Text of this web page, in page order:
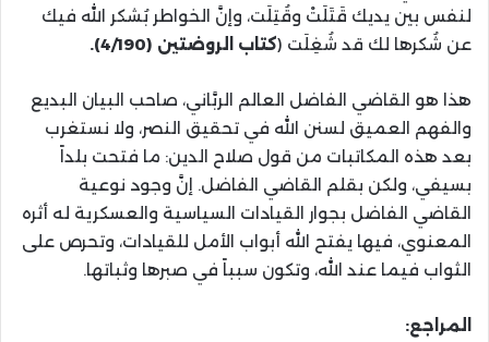
لنفس بين يديك قَتَلَتْ وقُتِلَت، وإنَّ الخواطر بُشكر الله فيك
عن شُكرها لك قد شُغِلَت (كتاب الروضتين (4/190)
.
هذا هو القاضي الفاضل العالم الربَّاني، صاحب البيان البديع
والفهم العميق لسنن الله في تحقيق النصر، ولا نستغرب
بعد هذه المكاتبات من قول صلاح الدين: ما فتحت بلداً
بسيفي، ولكن بقلم القاضي الفاضل. إنَّ وجود نوعية
القاضي الفاضل بجوار القيادات السياسية والعسكرية له أثره
المعنوي، فيها يفتح الله أبواب الأمل للقيادات، وتحرص على
الثواب فيما عند الله، وتكون سبباً في صبرها وثباتها.
المراجع: